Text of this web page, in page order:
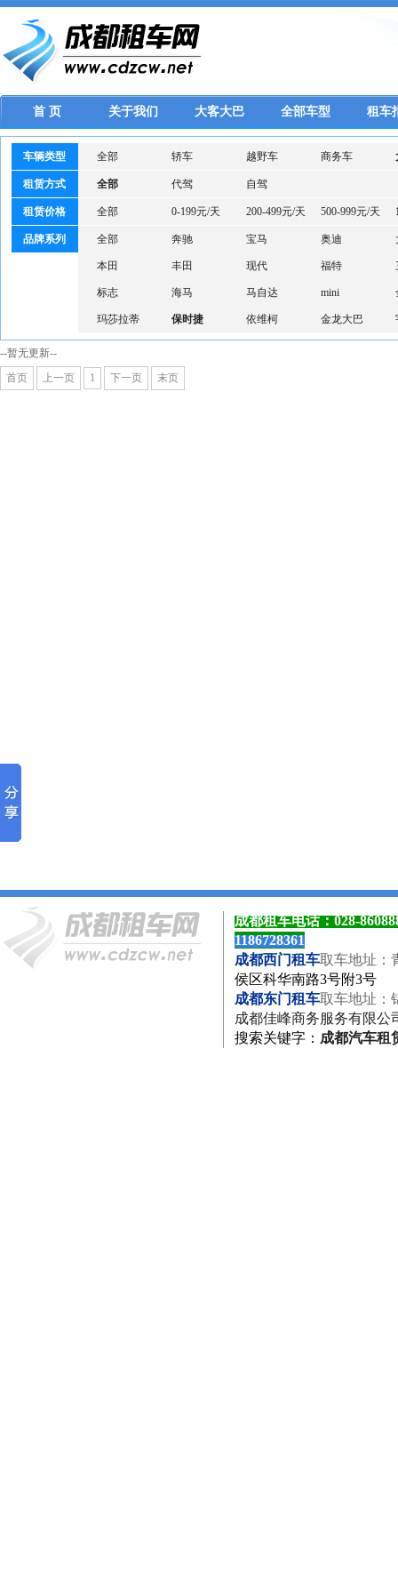
首 页 关于我们 大客大巴 全部车型 租车
车辆类型 全部 轿车 越野车 商务车
租赁方式 全部 代驾 自驾
租赁价格 全部 0-199元/天 200-499元/天 500-999元/天
品牌系列 全部 奔驰 宝马 奥迪
本田 丰田 现代 福特
标志 海马 马自达 mini
玛莎拉蒂 保时捷 依维柯 金龙大巴
--暂无更新--
首页
上一页 1 下一页 末页
成都租车电话：028-
1186728361
成都西门租车取车地址
侯区科华南路3号附3号
成都东门租车取车地址
成都佳峰商务服务有限公
搜索关键字 ： 成都汽车租